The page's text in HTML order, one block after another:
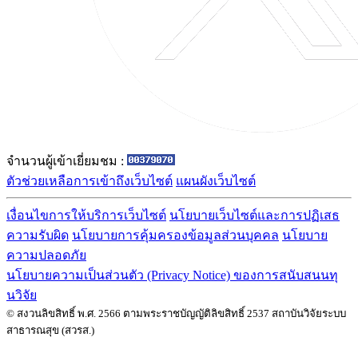
จำนวนผู้เข้าเยี่ยมชม :
ตัวช่วยเหลือการเข้าถึงเว็บไซต์ แผนผังเว็บไซต์
เงื่อนไขการให้บริการเว็บไซต์ นโยบายเว็บไซต์และการปฏิเสธ
ความรับผิด นโยบายการคุ้มครองข้อมูลส่วนบุคคล นโยบาย
ความปลอดภัย
นโยบายความเป็นส่วนตัว (Privacy Notice) ของการสนับสนนทุ
นวิจัย
© สงวนลิขสิทธิ์ พ.ศ. 2566 ตามพระราชบัญญัติลิขสิทธิ์ 2537 สถาบันวิจัยระบบ
สาธารณสุข (สวรส.)